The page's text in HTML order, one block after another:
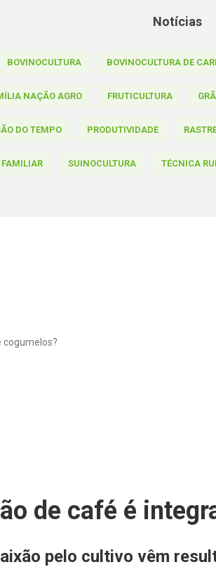
Notícias
BOVINOCULTURA BOVINOCULTURA DE
NAÇÃO AGRO FRUTICULTURA
DO TEMPO PRODUTIVIDADE
FAMILIAR SUINOCULTURA TÉCNICA
de café é
pelo cultivo vêm